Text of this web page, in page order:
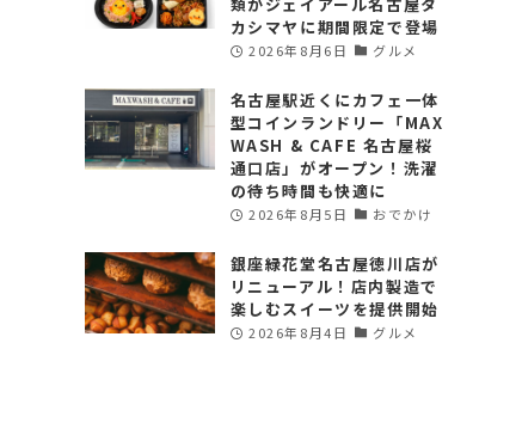
カシマヤに期間限定で登場
2026年8月6日 グルメ
名古屋駅近くにカフェ一体
型コインランドリー「MAX
WASH & CAFE 名古屋桜
通口店」がオープン！洗濯
の待ち時間も快適に
2026年8月5日 おでかけ
銀座緑花堂名古屋徳川店が
リニューアル！店内製造で
楽しむスイーツを提供開始
2026年8月4日 グルメ